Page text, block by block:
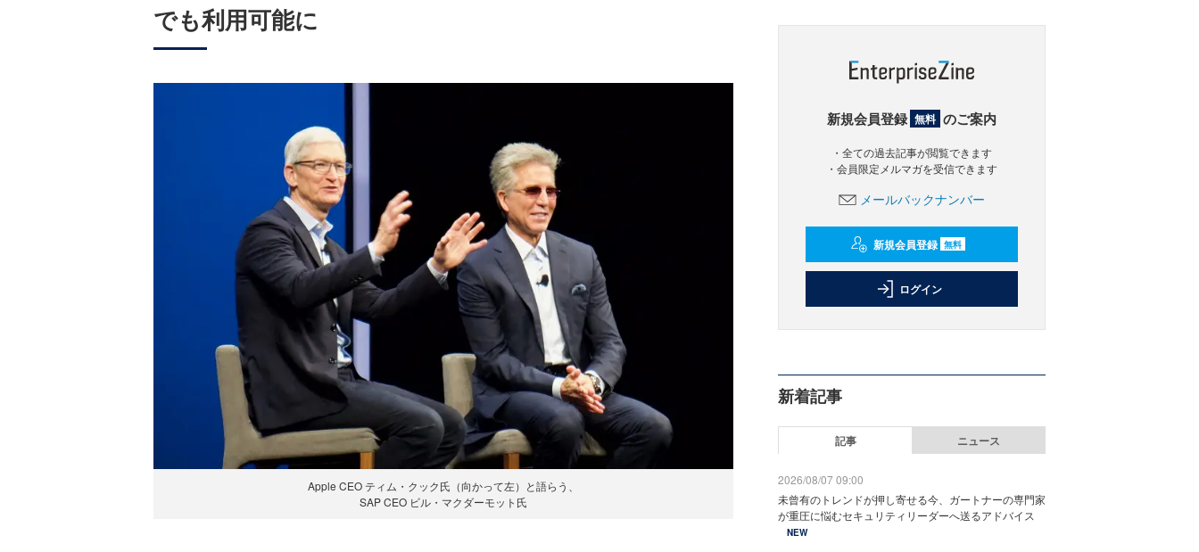
でも利用可能に
Apple CEO ティム・クック氏（向かって左）と語らう、
SAP CEO ビル・マクダーモット氏
新規会員登録 無料 のご案内
・全ての過去記事が閲覧できます
・会員限定メルマガを受信できます
メールバックナンバー
新規会員登録 無料
ログイン
新着記事
記事 ニュース
2026/08/07 09:00
未曾有のトレンドが押し寄せる今、ガートナーの専門家
が重圧に悩むセキュリティリーダーへ送るアドバイス
NEW